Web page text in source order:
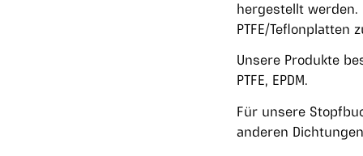
hergestellt werden.
PTFE/Teflonplatten
Unsere Produkte
PTFE, EPDM.
Für unsere
anderen